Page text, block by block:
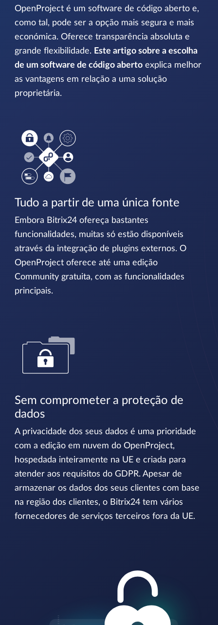
OpenProject é um software de código aberto e,
como tal, pode ser a opção mais segura e mais
económica. Oferece transparência absoluta e
grande flexibilidade. Este artigo sobre a escolha
de um software de código aberto explica melhor
as vantagens em relação a uma solução
proprietária.
Tudo a partir de uma única fonte
Embora Bitrix24 ofereça bastantes
funcionalidades, muitas só estão disponíveis
através da integração de plugins externos. O
OpenProject oferece até uma edição
Community gratuita, com as funcionalidades
principais.
Sem comprometer a proteção de
dados
A privacidade dos seus dados é uma prioridade
com a edição em nuvem do OpenProject,
hospedada inteiramente na UE e criada para
atender aos requisitos do GDPR. Apesar de
armazenar os dados dos seus clientes com base
na região dos clientes, o Bitrix24 tem vários
fornecedores de serviços terceiros fora da UE.